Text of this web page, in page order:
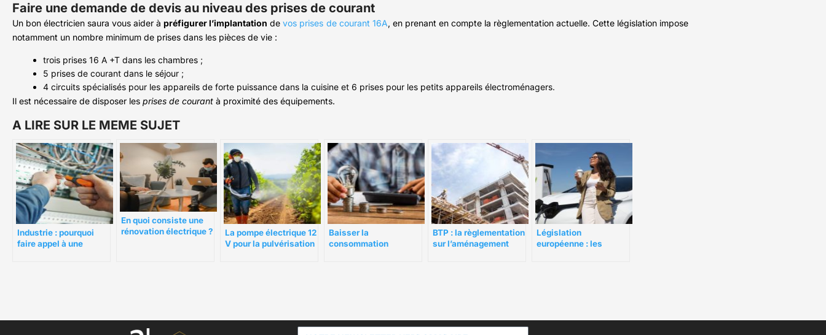
Faire une demande de devis au niveau des prises de courant
Un bon électricien saura vous aider àpréfigurer l’implantation devos prises de courant 16A, en prenant en compte la règlementation actuelle. Cette législation impose
notamment un nombre minimum de prises dans les pièces de vie :
trois prises 16 A +T dans les chambres ;
5 prises de courant dans le séjour ;
4 circuits spécialisés pour les appareils de forte puissance dans la cuisine et 6 prises pour les petits appareils électroménagers.
Il est nécessaire de disposer les prises de courant à proximité des équipements.
A LIRE SUR LE MEME SUJET
Industrie : pourquoi
faire appel à une
En quoi consiste une
rénovation électrique ?
La pompe électrique 12
V pour la pulvérisation
Baisser la
consommation
BTP : la règlementation
sur l’aménagement
Législation
européenne : les